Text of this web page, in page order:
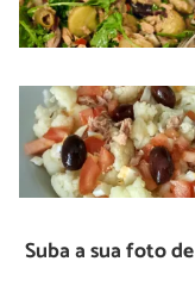
Suba a sua foto de